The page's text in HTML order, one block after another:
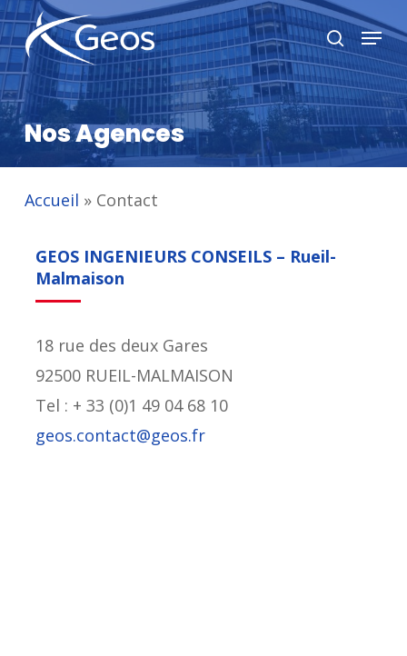
Skip
to
main
content
Menu
Nos Agences
Accueil » Contact
GEOS INGENIEURS CONSEILS – Rueil-
Malmaison
18 rue des deux Gares
92500 RUEIL-MALMAISON
Tel : + 33 (0)1 49 04 68 10
geos.contact@geos.fr
Close
Menu